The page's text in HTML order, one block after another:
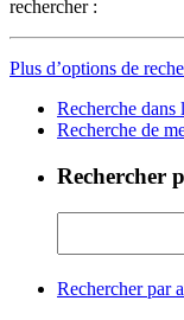
rechercher :
Plus d’options de
Recherche dans
Recherche de
Rechercher
Rechercher par